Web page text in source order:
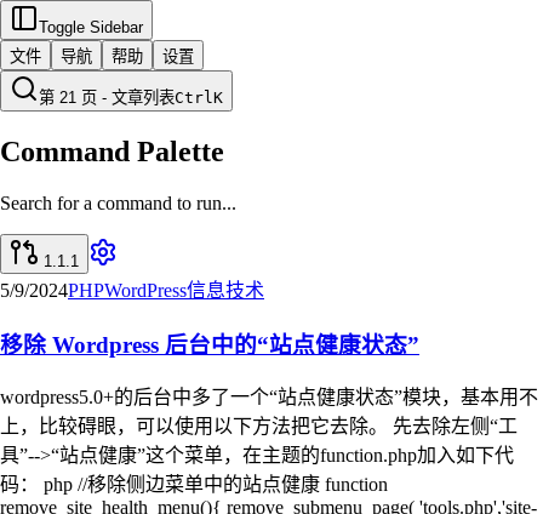
Toggle Sidebar
文件
导航 帮助 设置
第 21 页 - 文章列表CtrlK
Command Palette
Search for a command to run...
1.1.1
5/9/2024PHPWordPress信息技术
移除 Wordpress 后台中的“站点健康状态”
wordpress5.0+的后台中多了一个“站点健康状态”模块，基本用不
上，比较碍眼，可以使用以下方法把它去除。 先去除左侧“工
具”-->“站点健康”这个菜单，在主题的function.php加入如下代
码： php //移除侧边菜单中的站点健康 function
remove_site_health_menu(){ remove_submenu_page( 'tools.php','site-